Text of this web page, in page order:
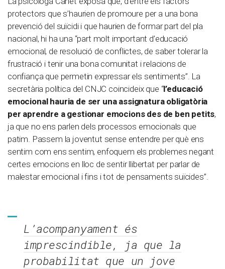
protectors que s’haurien de promoure per a una bona
prevenció del suïcidi i que haurien de formar part del pla
nacional, hi ha una “part molt important d’educació
emocional, de resolució de conflictes, de saber tolerar la
frustració i tenir una bona comunitat i relacions de
confiança que permetin expressar els sentiments”. La
secretària política del CNJC coincideix que “l’educació
emocional hauria de ser una assignatura obligatòria
per aprendre a gestionar emocions des de ben petits,
ja que no ens parlen dels processos emocionals que
patim. Passem la joventut sense entendre per què ens
sentim com ens sentim, enfoquem els problemes negant
certes emocions en lloc de sentir llibertat per parlar de
malestar emocional i fins i tot de pensaments suïcides”.
L’acompanyament és
imprescindible, ja que la
probabilitat que un jove